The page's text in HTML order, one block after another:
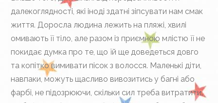
далекоглядності, які іноді здатні зіпсувати нам смак
життя. Доросла людина лежить на пляжі, хвилі
омивають її тіло, але разом із приємною млістю її не
покидає думка про те, що їй ще доведеться довго
та копітко вимивати пісок з волосся. Маленькі діти,
навпаки, можуть щасливо вивозитись у багні або
фарбі, не підозрюючи, скільки сил треба витратити,